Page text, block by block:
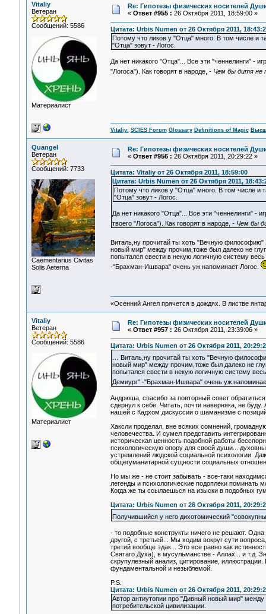
Vitaliy
Ветеран
Сообщений: 5586
Материалист
Re: Гипотезы физических носителей
« Ответ #955 : 26 Октября 2011, 18:59:00 »
Цитата: Urbis Numen от 26 Октября 2011,
Потому что ликов у "Отца" много. В том числе и
"Отца" зовут - Логос.
Да нет никакого "Отца"... Все эти "ченнелинги" -
"Логоса"). Как говорят в народе, - Чем бы дитя не
Vitaliy: SCIES Forum Glossary Definitions of Magic
Quangel
Ветеран
Сообщений: 7733
Сaementarius Civitas
Solis Aeterna
Re: Гипотезы физических носителей
« Ответ #956 : 26 Октября 2011, 20:29:22 »
Цитата: Vitaliy от 26 Октября 2011, 18:59:00
Цитата: Urbis Numen от 26 Октября 2011,
Потому что ликов у "Отца" много. В том числе
"Отца" зовут - Логос.
Да нет никакого "Отца"... Все эти "ченнелинги" -
твоего "Логоса"). Как говорят в народе, - Чем бы
Виталь,ну прочитай ты хоть "Вечную философию"
новый мир" между прочим,тоже был далеко не
попытался свести в некую логичную систему
-"Брахман-Ишвара" очень уж напоминает Логос.
«Осенний Ангел прячется в дождях. В листве
Vitaliy
Ветеран
Сообщений: 5586
Материалист
Re: Гипотезы физических носителей
« Ответ #957 : 26 Октября 2011, 23:39:06 »
Цитата: Urbis Numen от 26 Октября 2011,
… Виталь,ну прочитай ты хоть "Вечную
новый мир" между прочим,тоже был далеко не
попытался свести в некую логичную систему
Демиург" -"Брахман-Ишвара" очень уж
Андрюша, спасибо за повторный совет
сдернул к себе. Читать, почти наверняка, не
нашей с Кадхом дискуссии о шаманизме с
Хаксли проделал, вне всяких сомнений,
человечества. И сумел представить
историческая ценность подобной работы
психологическую опору для своей души...
устремлений людской социальной психологии.
общегуманитарной сущности социальных
Но мы же - не стоит забывать - все-таки
легенды и психологические подоплеки
Когда же ты ссылаешься на изыски в подобных
Цитата: Urbis Numen от 26 Октября 2011,
Получившийся у него дихотомический
- то подобные конструкты ничего не решают.
другой, с третьей... Мы ходим вокруг сути
третий вообще эдак... Это все равно как
Святаго Духа), в мусульманстве - Аллах... и т.д.
скрупулезный анализ, цитирование,
фундаментальной и незыблемой.
P.S.
Цитата: Urbis Numen от 26 Октября 2011,
Автор антиутопии про "Дивный новый мир" между
потребительской цивилизации.